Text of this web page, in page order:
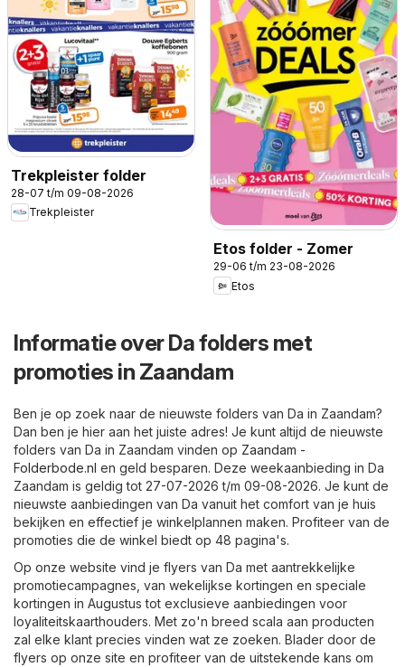
Trekpleister folder
28-07 t/m 09-08-2026
Trekpleister
Etos folder - Zomer
29-06 t/m 23-08-2026
Etos
Informatie over Da folders met
promoties in Zaandam
Ben je op zoek naar de nieuwste folders van Da in Zaandam?
Dan ben je hier aan het juiste adres! Je kunt altijd de nieuwste
folders van Da in Zaandam vinden op Zaandam -
Folderbode.nl en geld besparen. Deze weekaanbieding in Da
Zaandam is geldig tot 27-07-2026 t/m 09-08-2026. Je kunt de
nieuwste aanbiedingen van Da vanuit het comfort van je huis
bekijken en effectief je winkelplannen maken. Profiteer van de
promoties die de winkel biedt op 48 pagina's.
Op onze website vind je flyers van Da met aantrekkelijke
promotiecampagnes, van wekelijkse kortingen en speciale
kortingen in Augustus tot exclusieve aanbiedingen voor
loyaliteitskaarthouders. Met zo'n breed scala aan producten
zal elke klant precies vinden wat ze zoeken. Blader door de
flyers op onze site en profiteer van de uitstekende kans om